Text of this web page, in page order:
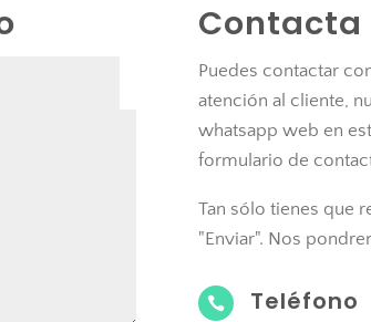
Contacta
Puedes contactar
atención al cliente,
whatsapp web en
formulario de
Tan sólo tienes que
"Enviar". Nos
 Teléfono